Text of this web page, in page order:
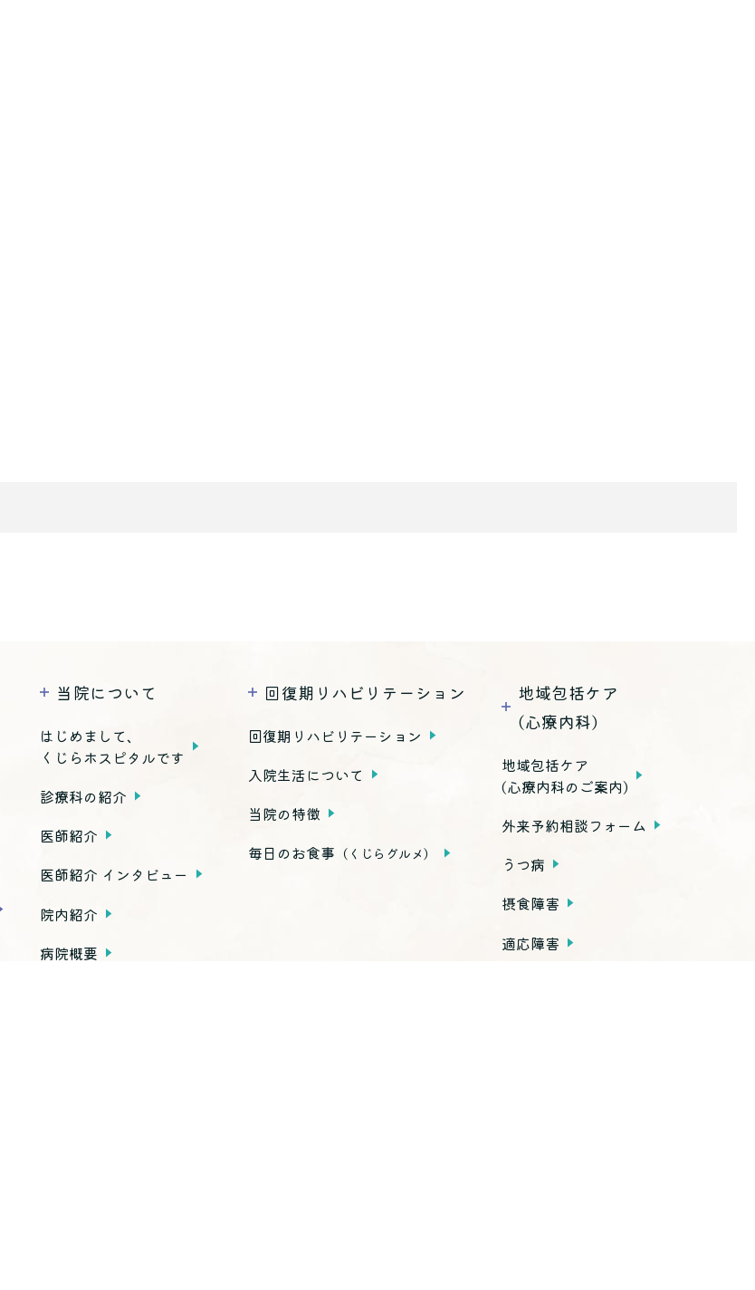
当院について
はじめまして、
くじらホスピタルです
診療科の紹介
医師紹介
医師紹介 インタビュー
院内紹介
病院概要
回復期リハビリテーション
回復期リハビリテーション
入院生活について
当院の特徴
毎日のお食事 （くじらグルメ）
地域包括ケア
(心療内科)
地域包括ケア
(心療内科のご案内)
外来予約相談フォーム
うつ病
摂食障害
適応障害